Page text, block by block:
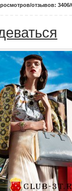
отзывов: 3406/